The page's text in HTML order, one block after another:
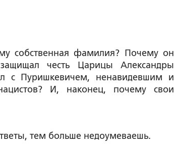
собственная фамилия? Почему он
честь Царицы Александры
с Пуришкевичем, ненавидевшим и
И, наконец, почему свои
тем больше недоумеваешь.